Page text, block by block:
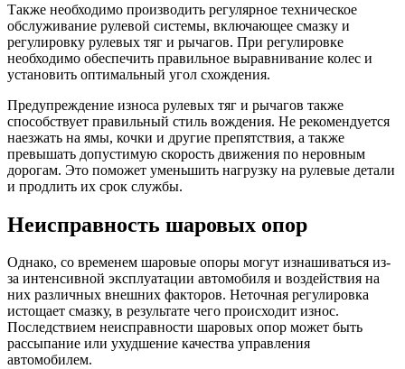
Также необходимо производить регулярное техническое
обслуживание рулевой системы, включающее смазку и
регулировку рулевых тяг и рычагов. При регулировке
необходимо обеспечить правильное выравнивание колес и
установить оптимальный угол схождения.
Предупреждение износа рулевых тяг и рычагов также
способствует правильный стиль вождения. Не рекомендуется
наезжать на ямы, кочки и другие препятствия, а также
превышать допустимую скорость движения по неровным
дорогам. Это поможет уменьшить нагрузку на рулевые детали
и продлить их срок службы.
Неисправность шаровых опор
Однако, со временем шаровые опоры могут изнашиваться из-
за интенсивной эксплуатации автомобиля и воздействия на
них различных внешних факторов. Неточная регулировка
истощает смазку, в результате чего происходит износ.
Последствием неисправности шаровых опор может быть
рассыпание или ухудшение качества управления
автомобилем.